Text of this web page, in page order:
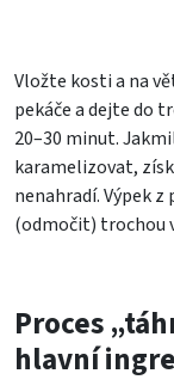
Vložte kosti a na
pekáče a dejte do
20–30 minut.
karamelizovat,
nenahradí. Výpek
(odmočit) trochou
Proces
hlavní